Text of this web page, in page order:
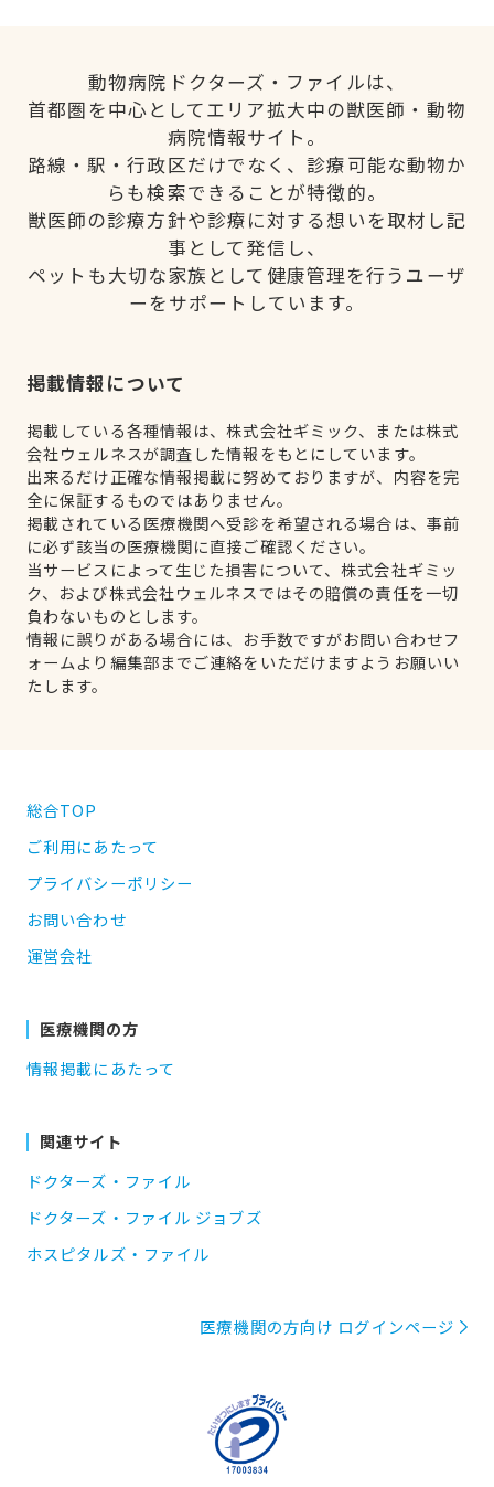
動物病院ドクターズ・ファイルは、
首都圏を中心としてエリア拡大中の獣医師・動物
病院情報サイト。
路線・駅・行政区だけでなく、診療可能な動物か
らも検索できることが特徴的。
獣医師の診療方針や診療に対する想いを取材し記
事として発信し、
ペットも大切な家族として健康管理を行うユーザ
ーをサポートしています。
掲載情報について
掲載している各種情報は、株式会社ギミック、または株式
会社ウェルネスが調査した情報をもとにしています。
出来るだけ正確な情報掲載に努めておりますが、内容を完
全に保証するものではありません。
掲載されている医療機関へ受診を希望される場合は、事前
に必ず該当の医療機関に直接ご確認ください。
当サービスによって生じた損害について、株式会社ギミッ
ク、および株式会社ウェルネスではその賠償の責任を一切
負わないものとします。
情報に誤りがある場合には、お手数ですがお問い合わせフ
ォームより編集部までご連絡をいただけますようお願いい
たします。
総合TOP
ご利用にあたって
プライバシーポリシー
お問い合わせ
運営会社
医療機関の方
情報掲載にあたって
関連サイト
ドクターズ・ファイル
ドクターズ・ファイル ジョブズ
ホスピタルズ・ファイル
医療機関の方向け ログインページ